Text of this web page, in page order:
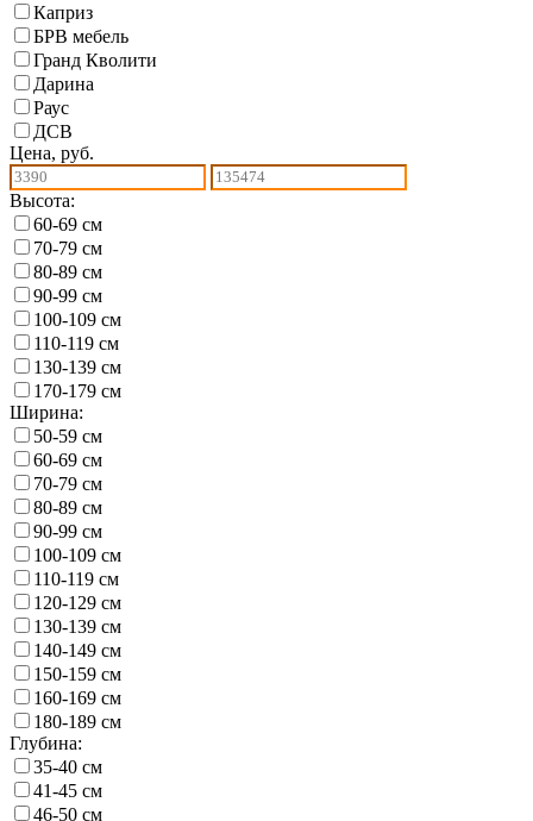
Каприз
БРВ мебель
Гранд Кволити
Дарина
Раус
ДСВ
Цена, руб.
Высота:
60-69 см
70-79 см
80-89 см
90-99 см
100-109 см
110-119 см
130-139 см
170-179 см
Ширина:
50-59 см
60-69 см
70-79 см
80-89 см
90-99 см
100-109 см
110-119 см
120-129 см
130-139 см
140-149 см
150-159 см
160-169 см
180-189 см
Глубина:
35-40 см
41-45 см
46-50 см